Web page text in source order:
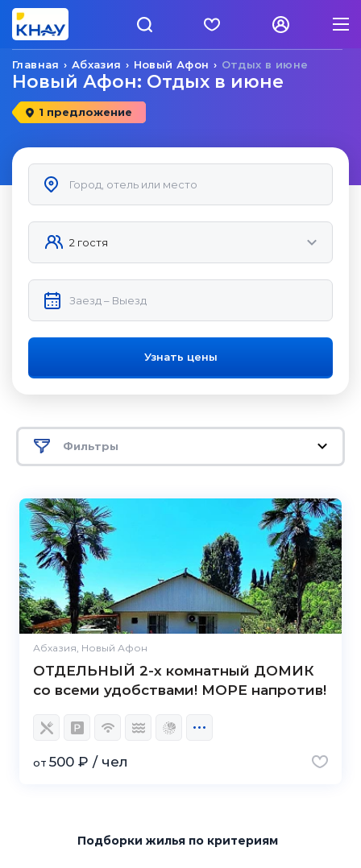
Отдых в июне
Новый Афон
Абхазия
Главная
Новый Афон: Отдых в июне
1 предложение
Узнать цены
Фильтры
Абхазия, Новый Афон
ОТДЕЛЬНЫЙ 2-х комнатный ДОМИК
со всеми удобствами! МОРЕ напротив!
от 500 ₽ / чел
Подборки жильяпо критериям